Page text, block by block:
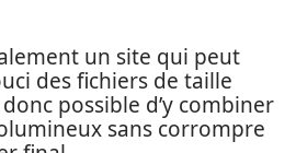
un site qui peut
des fichiers de taille
possible d’y combiner
sans corrompre